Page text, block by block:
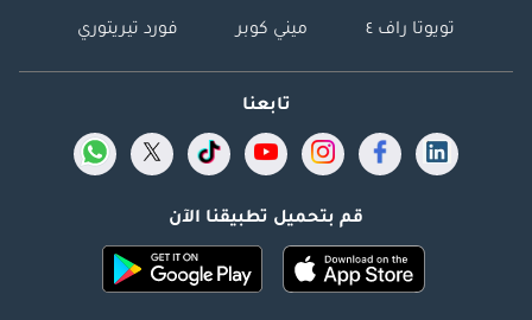
تويوتا راف ٤ ميني كوبر فورد تيريتوري
تابعنا
قم بتحميل تطبيقنا الآن